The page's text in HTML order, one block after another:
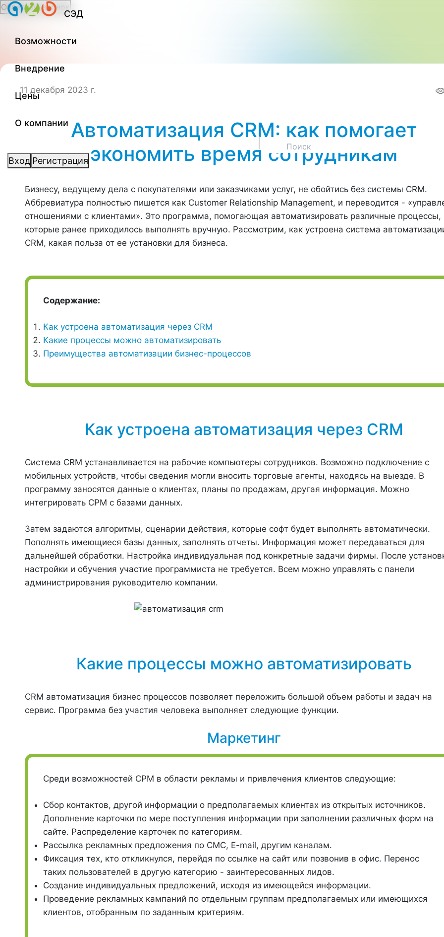
Обратный звонок
СЭД
Возможности
Внедрение
Цены
О компании
Вход Регистрация
11 декабря 2023 г.
Автоматизация CRM: как помогает
экономить время сотрудникам
Бизнесу, ведущему дела с покупателями или заказчиками услуг, не обойтись без системы CRM.
Аббревиатура полностью пишется как Customer Relationship Management, и переводится -
отношениями с клиентами». Это программа, помогающая автоматизировать различные процессы,
которые ранее приходилось выполнять вручную. Рассмотрим, как устроена система
CRM, какая польза от ее установки для бизнеса.
Содержание:
Как устроена автоматизация через CRM
Какие процессы можно автоматизировать
Преимущества автоматизации бизнес-процессов
Как устроена автоматизация через CRM
Система CRM устанавливается на рабочие компьютеры сотрудников. Возможно подключение с
мобильных устройств, чтобы сведения могли вносить торговые агенты, находясь на выезде. В
программу заносятся данные о клиентах, планы по продажам, другая информация. Можно
интегрировать СРМ с базами данных.
Затем задаются алгоритмы, сценарии действия, которые софт будет выполнять автоматически.
Пополнять имеющиеся базы данных, заполнять отчеты. Информация может передаваться для
дальнейшей обработки. Настройка индивидуальная под конкретные задачи фирмы. После
настройки и обучения участие программиста не требуется. Всем можно управлять с панели
администрирования руководителю компании.
Какие процессы можно автоматизировать
CRM автоматизация бизнес процессов позволяет переложить большой объем работы и задач на
сервис. Программа без участия человека выполняет следующие функции.
Маркетинг
Среди возможностей СРМ в области рекламы и привлечения клиентов следующие:
Сбор контактов, другой информации о предполагаемых клиентах из открытых источников.
Дополнение карточки по мере поступления информации при заполнении различных форм на
сайте. Распределение карточек по категориям.
Рассылка рекламных предложения по СМС, E-mail, другим каналам.
Фиксация тех, кто откликнулся, перейдя по ссылке на сайт или позвонив в офис. Перенос
таких пользователей в другую категорию - заинтересованных лидов.
Создание индивидуальных предложений, исходя из имеющейся информации.
Проведение рекламных кампаний по отдельным группам предполагаемых или имеющихся
клиентов, отобранным по заданным критериям.